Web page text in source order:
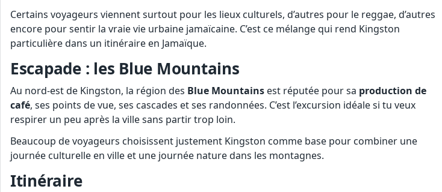
Certains voyageurs viennent surtout pour les lieux culturels, d’autres pour le reggae, d’autres
encore pour sentir la vraie vie urbaine jamaïcaine. C’est ce mélange qui rend Kingston
particulière dans un itinéraire en Jamaïque.
Escapade : les Blue Mountains
Au nord-est de Kingston, la région des Blue Mountains est réputée pour sa production de
café, ses points de vue, ses cascades et ses randonnées. C’est l’excursion idéale si tu veux
respirer un peu après la ville sans partir trop loin.
Beaucoup de voyageurs choisissent justement Kingston comme base pour combiner une
journée culturelle en ville et une journée nature dans les montagnes.
Itinéraire